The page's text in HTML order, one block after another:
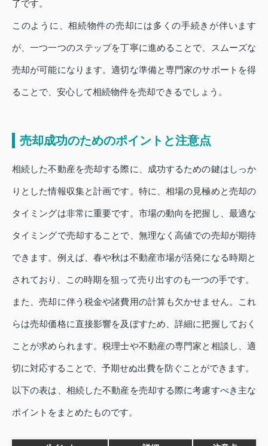
了です。
このように、相続物件の売却には多くの手続きが伴います
が、一つ一つのステップを丁寧に進めることで、スムーズな
売却が可能になります。適切な準備と専門家のサポートを得
ることで、安心して相続物件を売却できるでしょう。
売却成功のためのポイントと注意点
相続した不動産を売却する際に、成功するための鍵はしっか
りとした情報収集と計画です。特に、相場の見極めと売却の
タイミングは非常に重要です。市場の動向を把握し、最適な
タイミングで売却することで、無理なく高値での売却が期待
できます。例えば、春や秋は不動産市場が活発になる時期と
されており、この時期を狙って売り出すのも一つの手です。
また、売却に伴う税金や諸費用の計算も欠かせません。これ
らは売却価格に直接影響を及ぼすため、詳細に把握しておく
ことが求められます。税理士や不動産の専門家と相談し、適
切に対応することで、予期せぬ出費を防ぐことができます。
以下の表は、相続した不動産を売却する際に考慮すべき主な
ポイントをまとめたものです。